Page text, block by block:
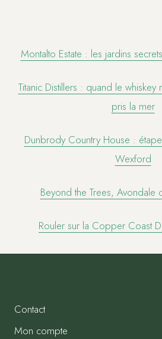
Montalto Estate : les jardins
Titanic Distillers : quand le whiskey
pris la mer
Dunbrody Country House :
Wexford
Beyond the Trees, Avondale
Rouler sur la Copper Coast
Contact
Mon compte